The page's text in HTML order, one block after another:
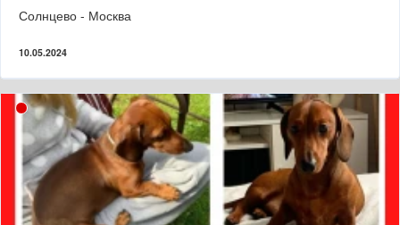
Солнцево - Москва
10.05.2024